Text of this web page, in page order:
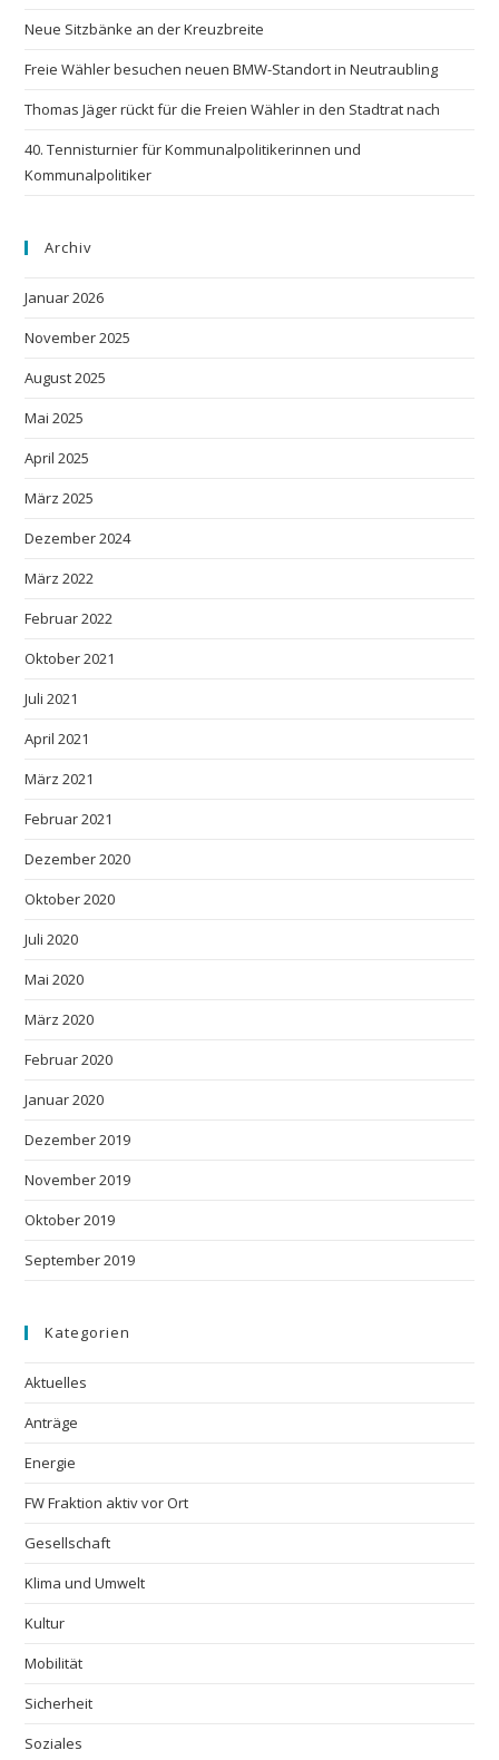
Neue Sitzbänke an der Kreuzbreite
Freie Wähler besuchen neuen BMW-Standort in Neutraubling
Thomas Jäger rückt für die Freien Wähler in den Stadtrat nach
40. Tennisturnier für Kommunalpolitikerinnen und
Kommunalpolitiker
Archiv
Januar 2026
November 2025
August 2025
Mai 2025
April 2025
März 2025
Dezember 2024
März 2022
Februar 2022
Oktober 2021
Juli 2021
April 2021
März 2021
Februar 2021
Dezember 2020
Oktober 2020
Juli 2020
Mai 2020
März 2020
Februar 2020
Januar 2020
Dezember 2019
November 2019
Oktober 2019
September 2019
Kategorien
Aktuelles
Anträge
Energie
FW Fraktion aktiv vor Ort
Gesellschaft
Klima und Umwelt
Kultur
Mobilität
Sicherheit
Soziales